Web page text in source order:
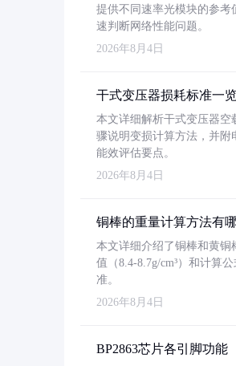
提供不同速率光模块的参
速判断网络性能问题。
2026年8月4日
干式变压器损耗标准一
本文详细解析干式变压器空
骤说明变损计算方法，并附
能效评估要点。
2026年8月4日
铜棒的重量计算方法有
本文详细介绍了铜棒和黄铜
值（8.4-8.7g/cm³）和计算
准。
2026年8月4日
BP2863芯片各引脚功能